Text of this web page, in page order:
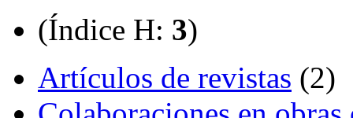
(Índice H: 3)
Artículos de revistas (2)